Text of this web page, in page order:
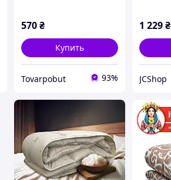
570₴
Купить
Tovarpobut 93%
1 229₴
JCShop